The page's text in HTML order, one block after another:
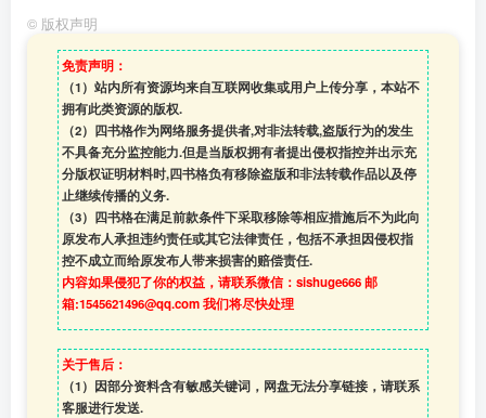
© 版权声明
免责声明：
（1）站内所有资源均来自互联网收集或用户上传分享，本站不
拥有此类资源的版权.
（2）四书格作为网络服务提供者,对非法转载,盗版行为的发生
不具备充分监控能力.但是当版权拥有者提出侵权指控并出示充
分版权证明材料时,四书格负有移除盗版和非法转载作品以及停
止继续传播的义务.
（3）四书格在满足前款条件下采取移除等相应措施后不为此向
原发布人承担违约责任或其它法律责任，包括不承担因侵权指
控不成立而给原发布人带来损害的赔偿责任.
内容如果侵犯了你的权益，请联系微信：sishuge666 邮
箱:1545621496@qq.com 我们将尽快处理
关于售后：
（1）因部分资料含有敏感关键词，网盘无法分享链接，请联系
客服进行发送.